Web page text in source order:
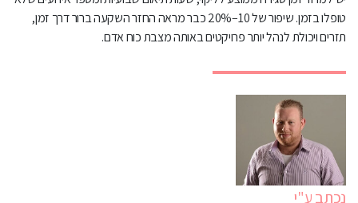
טופלו בזמן. שיפור של 10–20% כבר מראה החזר השקעה ברור דרך זמן,
תזרים ויכולת לנהל יותר פרויקטים באותה מצבת כוח אדם.
נכתב ע"י